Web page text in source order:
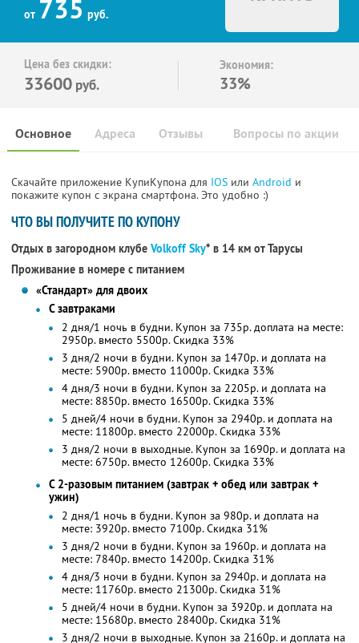
от 735 руб.
Цена без скидки:
33600 руб.
Экономия:
33%
Основное Отзывы Вопросы по акции
Адреса
Скачайте приложение КупиКупона для IOS или Android и
покажите купон с экрана смартфона. Это удобно :)
ЧТО ВЫ ПОЛУЧИТЕ ПО КУПОНУ
Отдых в загородном клубе Volkoff Sky* в 14 км от Тарусы
Проживание в номере с питанием
«Стандарт» для двоих
С завтраками
2 дня/1 ночь в будни. Купон за 735р. доплата на месте:
2950р. вместо 5500р. Скидка 33%
3 дня/2 ночи в будни. Купон за 1470р. и доплата на
месте: 5900р. вместо 11000р. Скидка 33%
4 дня/3 ночи в будни. Купон за 2205р. и доплата на
месте: 8850р. вместо 16500р. Скидка 33%
5 дней/4 ночи в будни. Купон за 2940р. и доплата на
месте: 11800р. вместо 22000р. Скидка 33%
3 дня/2 ночи в выходные. Купон за 1690р. и доплата на
месте: 6750р. вместо 12600р. Скидка 33%
С 2-разовым питанием (завтрак + обед или завтрак +
ужин)
2 дня/1 ночь в будни. Купон за 980р. и доплата на
месте: 3920р. вместо 7100р. Скидка 31%
3 дня/2 ночи в будни. Купон за 1960р. и доплата на
месте: 7840р. вместо 14200р. Скидка 31%
4 дня/3 ночи в будни. Купон за 2940р. и доплата на
месте: 11760р. вместо 21300р. Скидка 31%
5 дней/4 ночи в будни. Купон за 3920р. и доплата на
месте: 15680р. вместо 28400р. Скидка 31%
3 дня/2 ночи в выходные. Купон за 2160р. и доплата на